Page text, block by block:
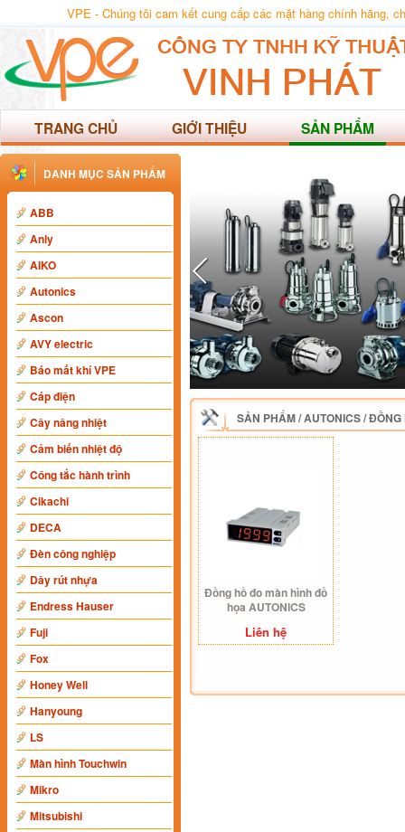
VPE - Chúng tôi cam kết cung cấp các mặt hàng chính hãng,
TRANG CHỦ GIỚI THIỆU SẢN PHẨM
DANH MỤC SẢN PHẨM
ABB
Anly
AIKO
Autonics
Ascon
AVY electric
Báo mất khí VPE
Cáp điện
Cây nâng nhiệt
Cảm biến nhiệt độ
Công tắc hành trình
Cikachi
DECA
Đèn công nghiệp
Dây rút nhựa
Endress Hauser
Fuji
Fox
Honey Well
Hanyoung
LS
Màn hình Touchwin
Mikro
Mitsubishi
SẢN PHẨM/AUTONICS/ĐỒNG
Đồng hồ đo màn hình đồ
họa AUTONICS
Liên hệ